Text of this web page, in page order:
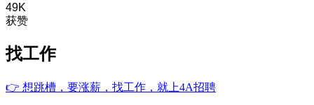
49K
获赞
找工作
👉 想跳槽，要涨薪，找工作，就上4A招聘